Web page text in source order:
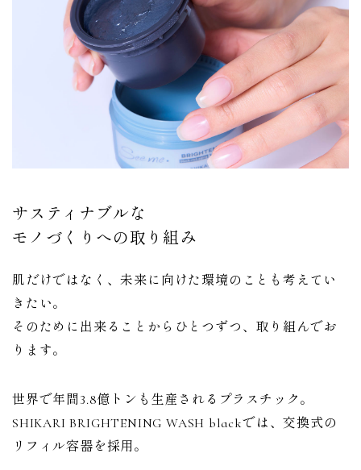
サスティナブルな
モノづくりへの取り組み
肌だけではなく、未来に向けた環境のことも考えてい
きたい。
そのために出来ることからひとつずつ、取り組んでお
ります。
世界で年間3.8億トンも生産されるプラスチック。
SHIKARI BRIGHTENING WASH blackでは、交換式の
リフィル容器を採用。